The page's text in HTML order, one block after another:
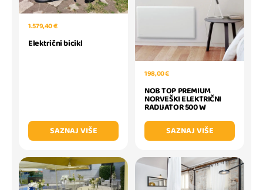
1.579,40 €
Električni bicikl
SAZNAJ VIŠE
198,00 €
NOB TOP PREMIUM
NORVEŠKI ELEKTRIČNI
RADIJATOR 500 W
SAZNAJ VIŠE